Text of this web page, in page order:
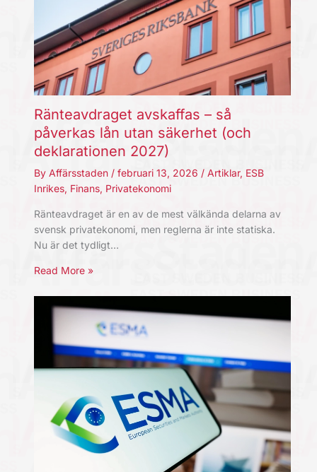
Ränteavdraget avskaffas – så
påverkas lån utan säkerhet (och
deklarationen 2027)
By Affärsstaden / februari 13, 2026 / Artiklar, ESB
Inrikes, Finans, Privatekonomi
Ränteavdraget är en av de mest välkända delarna av
svensk privatekonomi, men reglerna är inte statiska.
Nu är det tydligt…
Read More »